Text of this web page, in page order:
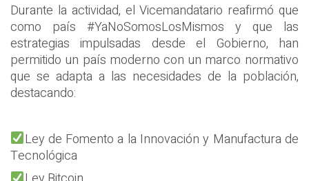
Durante la actividad, el Vicemandatario reafirmó que
como país #YaNoSomosLosMismos y que las
estrategias impulsadas desde el Gobierno, han
permitido un país moderno con un marco normativo
que se adapta a las necesidades de la población,
destacando:
Ley de Fomento a la Innovación y Manufactura de
Tecnológica